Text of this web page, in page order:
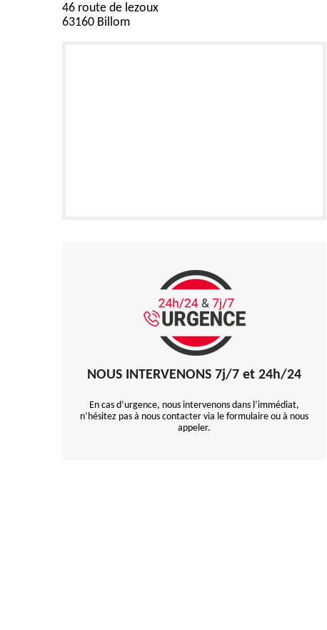
46 route de lezoux
63160 Billom
NOUS INTERVENONS 7j/7 et 24h/24
En cas d’urgence, nous intervenons dans l’immédiat,
n’hésitez pas à nous contacter via le formulaire ou à nous
appeler.